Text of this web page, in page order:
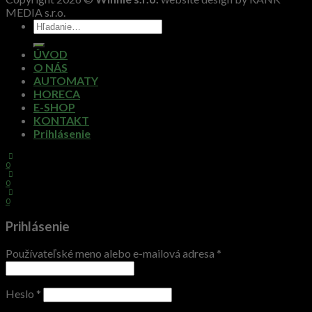
MEDIA s.r.o.
ÚVOD
O NÁS
AUTOMATY
HORECA
E-SHOP
KONTAKT
Prihlásenie
0
0
0
Prihlásenie
Používateľské meno alebo e-mailová adresa *
Heslo *